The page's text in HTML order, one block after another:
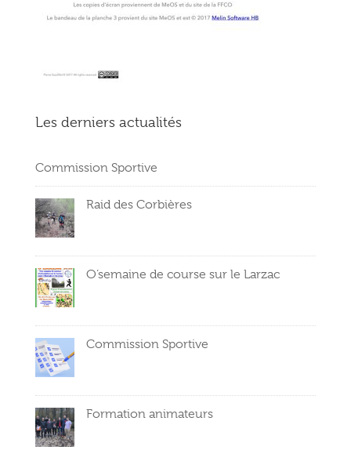
Les derniers actualités
Commission Sportive
Raid des Corbières
O’semaine de course sur le Larzac
Commission Sportive
Formation animateurs